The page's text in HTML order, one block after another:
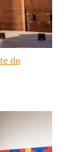
du